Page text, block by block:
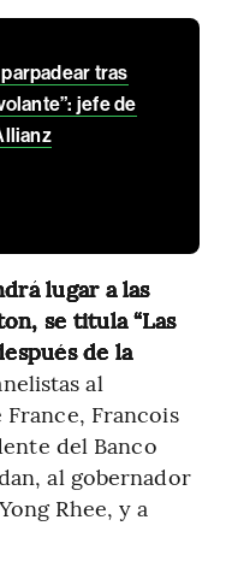
tras
jefe de
lugar a las
se titula “Las
de la
al
Francois
del Banco
al gobernador
Rhee, y a